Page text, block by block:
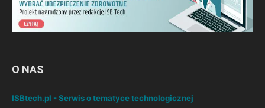
O NAS
ISBtech.pl - Serwis o tematyce technologicznej